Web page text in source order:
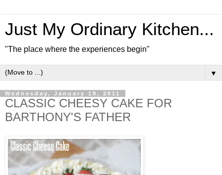
Just My Ordinary Kitchen...
"The place where the experiences begin"
▼
Wednesday, January 19, 2011
CLASSIC CHEESY CAKE FOR
BARTHONY'S FATHER